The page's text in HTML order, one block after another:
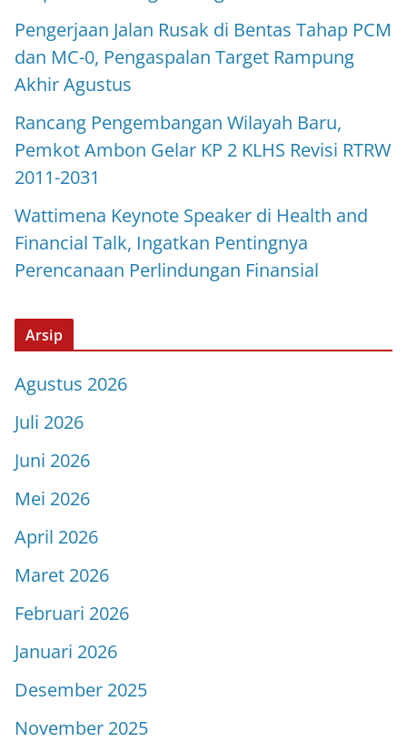
Pengerjaan Jalan Rusak di Bentas Tahap PCM
dan MC-0, Pengaspalan Target Rampung
Akhir Agustus
Rancang Pengembangan Wilayah Baru,
Pemkot Ambon Gelar KP 2 KLHS Revisi RTRW
2011-2031
Wattimena Keynote Speaker di Health and
Financial Talk, Ingatkan Pentingnya
Perencanaan Perlindungan Finansial
Arsip
Agustus 2026
Juli 2026
Juni 2026
Mei 2026
April 2026
Maret 2026
Februari 2026
Januari 2026
Desember 2025
November 2025